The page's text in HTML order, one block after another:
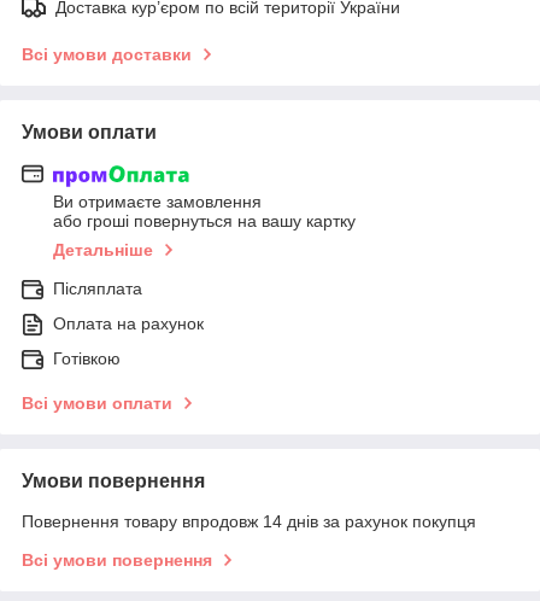
Доставка кур’єром по всій території України
Всі умови доставки
Умови оплати
Ви отримаєте замовлення
або гроші повернуться на вашу картку
Детальніше
Післяплата
Оплата на рахунок
Готівкою
Всі умови оплати
Умови повернення
Повернення товару впродовж 14 днів за рахунок покупця
Всі умови повернення